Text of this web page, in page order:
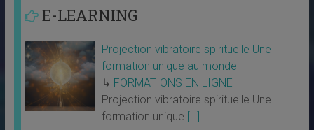
E-LEARNING
Projection vibratoire spirituelle Une
formation unique au monde
↳ FORMATIONS EN LIGNE
Projection vibratoire spirituelle Une
formation unique […]